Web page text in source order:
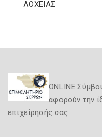
ΛΟΧΕΙΑΣ
ONLINE
αφορούν την
επιχείρησής σας.